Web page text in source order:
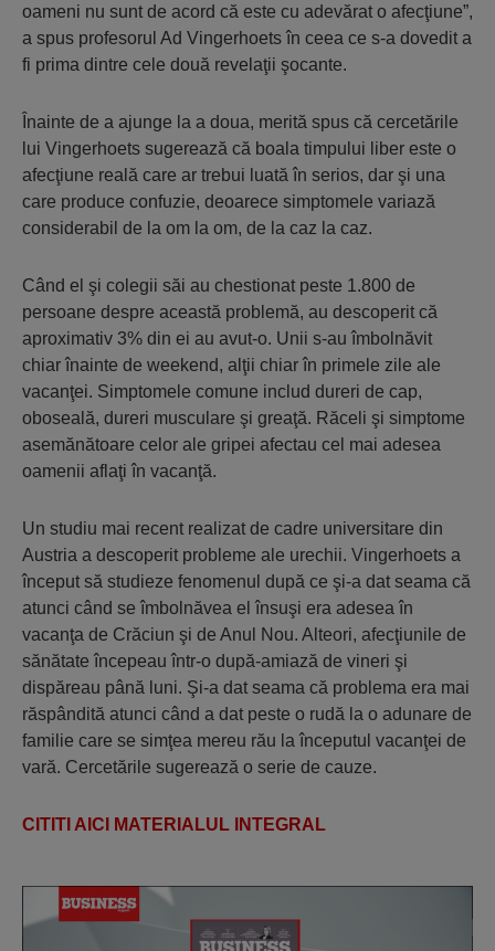
oameni nu sunt de acord că este cu adevărat o afecţiune”,
a spus profesorul Ad Vingerhoets în ceea ce s-a dovedit a
fi prima dintre cele două revelaţii şocante.
Înainte de a ajunge la a doua, merită spus că cercetările
lui Vingerhoets sugerează că boala timpului liber este o
afecţiune reală care ar trebui luată în serios, dar şi una
care produce confuzie, deoarece simptomele variază
considerabil de la om la om, de la caz la caz.
Când el şi colegii săi au chestionat peste 1.800 de
persoane despre această problemă, au descoperit că
aproximativ 3% din ei au avut-o. Unii s-au îmbolnăvit
chiar înainte de weekend, alţii chiar în primele zile ale
vacanţei. Simptomele comune includ dureri de cap,
oboseală, dureri musculare şi greaţă. Răceli şi simptome
asemănătoare celor ale gripei afectau cel mai adesea
oamenii aflaţi în vacanţă.
Un studiu mai recent realizat de cadre universitare din
Austria a descoperit probleme ale urechii. Vingerhoets a
început să studieze fenomenul după ce şi-a dat seama că
atunci când se îmbolnăvea el însuşi era adesea în
vacanţa de Crăciun şi de Anul Nou. Alteori, afecţiunile de
sănătate începeau într-o după-amiază de vineri şi
dispăreau până luni. Şi-a dat seama că problema era mai
răspândită atunci când a dat peste o rudă la o adunare de
familie care se simţea mereu rău la începutul vacanţei de
vară. Cercetările sugerează o serie de cauze.
CITITI AICI MATERIALUL INTEGRAL